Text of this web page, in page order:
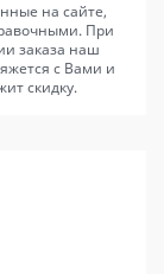
на сайте,
При
заказа наш
с Вами и
скидку.